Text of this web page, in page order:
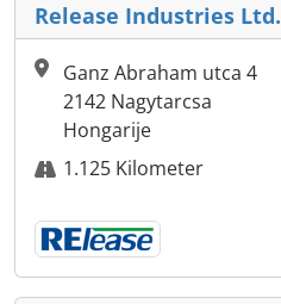
Release Industries Ltd.
Ganz Abraham utca 4
2142 Nagytarcsa
Hongarije
1.125 Kilometer